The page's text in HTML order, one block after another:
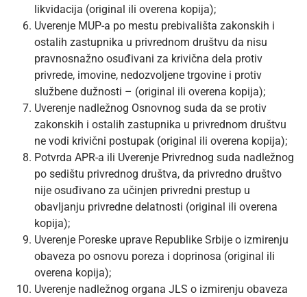
likvidacija (original ili overena kopija);
Uverenje MUP-a po mestu prebivališta zakonskih i
ostalih zastupnika u privrednom društvu da nisu
pravnosnažno osuđivani za krivična dela protiv
privrede, imovine, nedozvoljene trgovine i protiv
službene dužnosti – (original ili overena kopija);
Uverenje nadležnog Osnovnog suda da se protiv
zakonskih i ostalih zastupnika u privrednom društvu
ne vodi krivični postupak (original ili overena kopija);
Potvrda APR-a ili Uverenje Privrednog suda nadležnog
po sedištu privrednog društva, da privredno društvo
nije osuđivano za učinjen privredni prestup u
obavljanju privredne delatnosti (original ili overena
kopija);
Uverenje Poreske uprave Republike Srbije o izmirenju
obaveza po osnovu poreza i doprinosa (original ili
overena kopija);
Uverenje nadležnog organa JLS o izmirenju obaveza